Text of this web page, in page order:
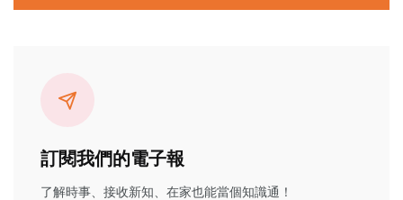
訂閱我們的電子報
了解時事、接收新知、在家也能當個知識通！